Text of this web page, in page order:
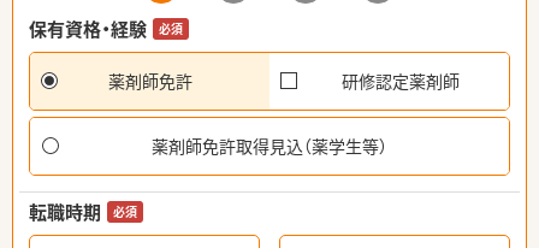
保有資格・経験
必須
薬剤師免許 研修認定薬剤師
薬剤師免許取得見込（薬学生等）
転職時期 必須